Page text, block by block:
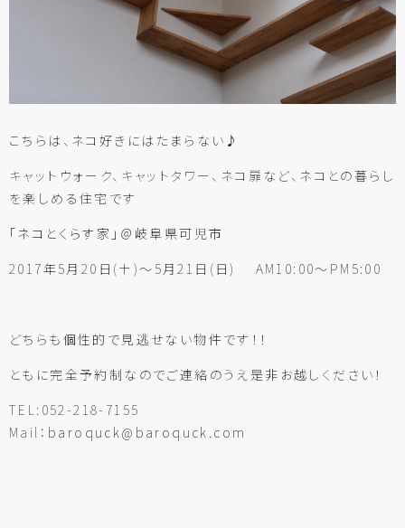
こちらは、ネコ好きにはたまらない♪
キャットウォーク、キャットタワー、ネコ扉など、ネコとの暮らし
を楽しめる住宅です
「ネコとくらす家」 ＠岐阜県可児市
2017年5月20日(土)～5月21日(日) AM10:00～PM5:00
どちらも個性的で見逃せない物件です！！
ともに完全予約制なのでご連絡のうえ是非お越しください！
TEL:052-218-7155
Mail： baroquck@baroquck.com